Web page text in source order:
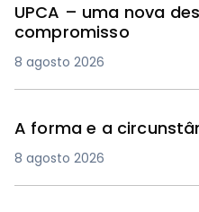
UPCA – uma nova
compromisso
8 agosto 2026
A forma e a
8 agosto 2026